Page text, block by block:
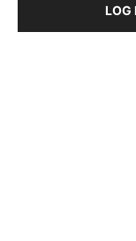
LOG